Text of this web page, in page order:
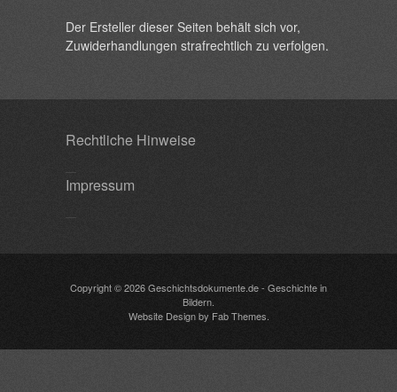
Der Ersteller dieser Seiten behält sich vor,
Zuwiderhandlungen strafrechtlich zu verfolgen.
Rechtliche Hinweise
Impressum
Copyright © 2026Geschichtsdokumente.de- Geschichte in
Bildern.
Website Designby Fab Themes